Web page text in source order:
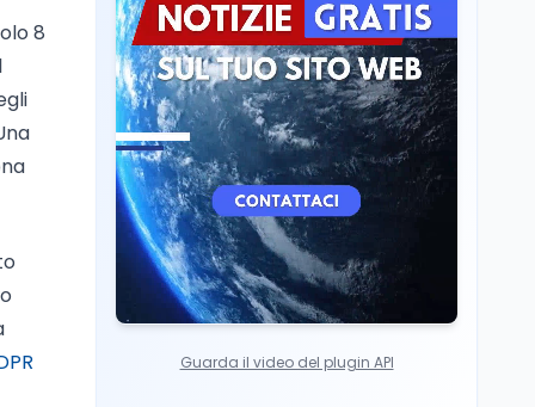
8
Cultura 7 ago
Franca Ghitti a Santa
Giulia: il quarto capitolo
dei Palcoscenici
Guarda il video del plugin API